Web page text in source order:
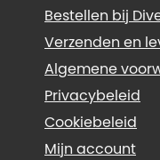
Bestellen bij
Verzenden en
Algemene
Privacybeleid
Cookiebeleid
Mijn account